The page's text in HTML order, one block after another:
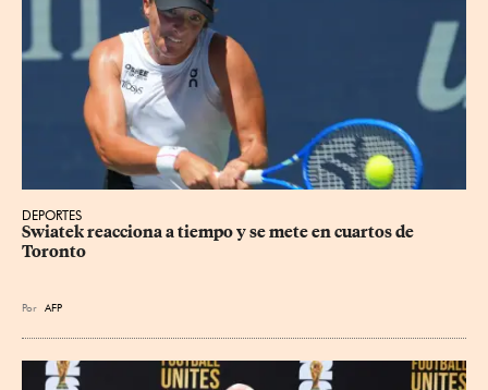
DEPORTES
Swiatek reacciona a tiempo y se mete en cuartos de
Toronto
Por AFP